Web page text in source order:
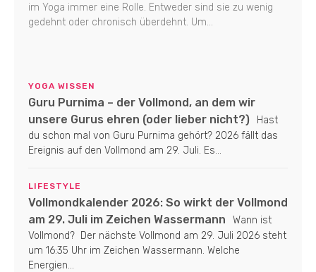
im Yoga immer eine Rolle. Entweder sind sie zu wenig
gedehnt oder chronisch überdehnt. Um...
YOGA WISSEN
Guru Purnima – der Vollmond, an dem wir
unsere Gurus ehren (oder lieber nicht?)
Hast
du schon mal von Guru Purnima gehört? 2026 fällt das
Ereignis auf den Vollmond am 29. Juli. Es...
LIFESTYLE
Vollmondkalender 2026: So wirkt der Vollmond
am 29. Juli im Zeichen Wassermann
Wann ist
Vollmond? Der nächste Vollmond am 29. Juli 2026 steht
um 16:35 Uhr im Zeichen Wassermann. Welche
Energien...